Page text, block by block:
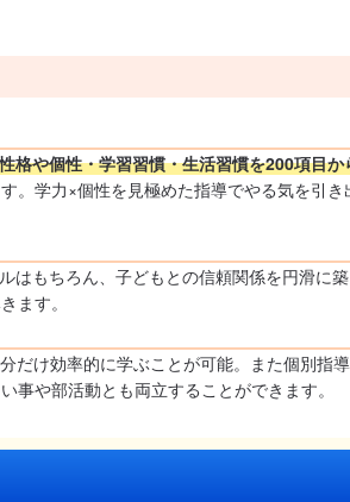
格や個性・学習習慣・生活習慣を200項目か
。学力×個性を見極めた指導でやる気を引き
はもちろん、子どもとの信頼関係を円滑に
ます。
け効率的に学ぶことが可能。また個別指導
事や部活動とも両立することができます。